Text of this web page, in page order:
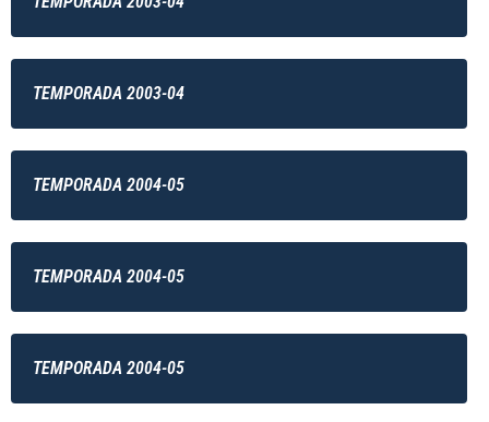
TEMPORADA 2003-04
TEMPORADA 2004-05
TEMPORADA 2004-05
TEMPORADA 2004-05